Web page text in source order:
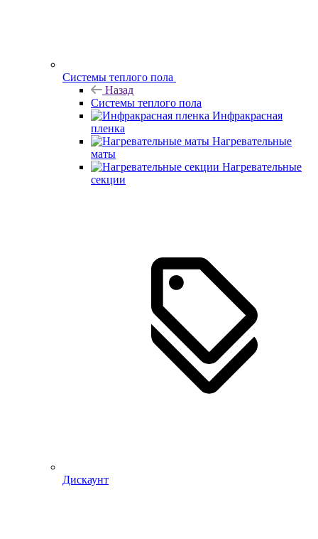
Системы теплого пола
Назад
Системы теплого пола
Инфракрасная
пленка
Нагревательные
маты
Нагревательные
секции
Дискаунт